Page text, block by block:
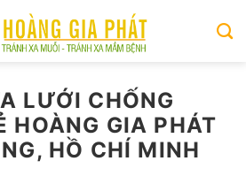
LƯỚI CHỐNG
HOÀNG GIA PHÁT
HỒ CHÍ MINH